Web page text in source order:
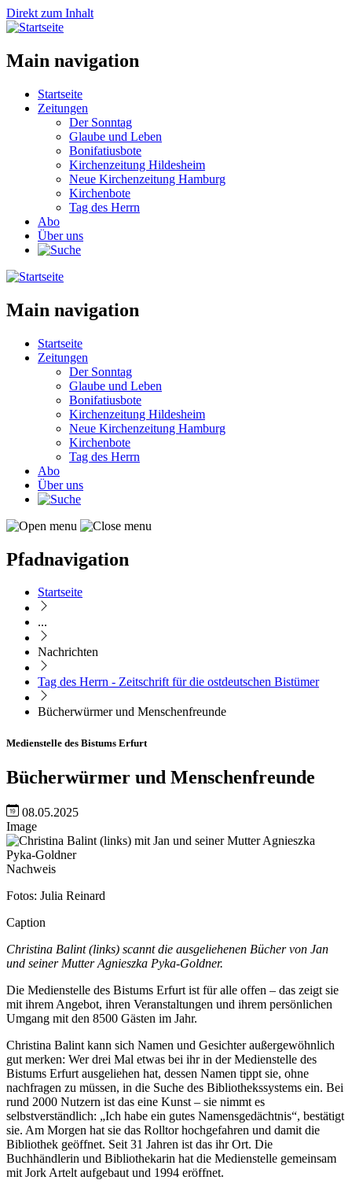
Direkt zum Inhalt
Main navigation
Startseite
Zeitungen
Der Sonntag
Glaube und Leben
Bonifatiusbote
Kirchenzeitung Hildesheim
Neue Kirchenzeitung Hamburg
Kirchenbote
Tag des Herrn
Abo
Über uns
Main navigation
Startseite
Zeitungen
Der Sonntag
Glaube und Leben
Bonifatiusbote
Kirchenzeitung Hildesheim
Neue Kirchenzeitung Hamburg
Kirchenbote
Tag des Herrn
Abo
Über uns
Pfadnavigation
Startseite
...
Nachrichten
Tag des Herrn - Zeitschrift für die ostdeutschen Bistümer
Bücherwürmer und Menschenfreunde
Medienstelle des Bistums Erfurt
Bücherwürmer und Menschenfreunde
08.05.2025
Image
Nachweis
Fotos: Julia Reinard
Caption
Christina Balint (links) scannt die ausgeliehenen Bücher von Jan
und seiner Mutter Agnieszka Pyka-Goldner.
Die Medienstelle des Bistums Erfurt ist für alle offen – das zeigt sie
mit ihrem Angebot, ihren Veranstaltungen und ihrem persönlichen
Umgang mit den 8500 Gästen im Jahr.
Christina Balint kann sich Namen und Gesichter außergewöhnlich
gut merken: Wer drei Mal etwas bei ihr in der Medienstelle des
Bistums Erfurt ausgeliehen hat, dessen Namen tippt sie, ohne
nachfragen zu müssen, in die Suche des Bibliothekssystems ein. Bei
rund 2000 Nutzern ist das eine Kunst – sie nimmt es
selbstverständlich: „Ich habe ein gutes Namensgedächtnis“, bestätigt
sie. Am Morgen hat sie das Rolltor hochgefahren und damit die
Bibliothek geöffnet. Seit 31 Jahren ist das ihr Ort. Die
Buchhändlerin und Bibliothekarin hat die Medienstelle gemeinsam
mit Jork Artelt aufgebaut und 1994 eröffnet.